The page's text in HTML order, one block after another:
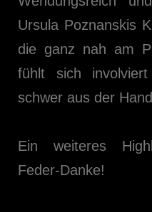
Ursula Poznanskis
die ganz nah am
fühlt sich
schwer aus der
Ein weiteres
Feder-Danke!